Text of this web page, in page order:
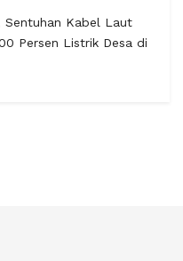
Sentuhan Kabel Laut
Persen Listrik Desa di